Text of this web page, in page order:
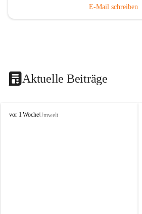
E-Mail schreiben
Aktuelle Beiträge
V
vor 1 WocheUmwelt